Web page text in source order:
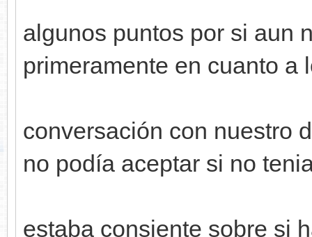
algunos puntos por si aun
primeramente en cuanto a
conversación con nuestro
no podía aceptar si no
estaba consiente sobre si